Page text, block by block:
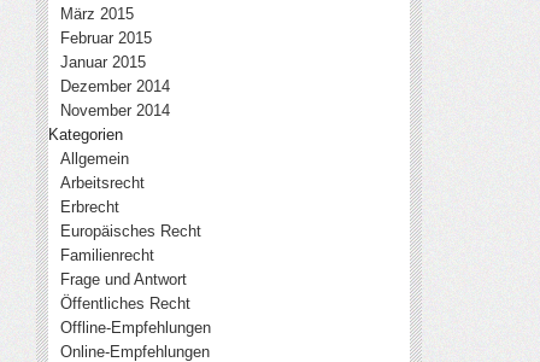
März 2015
Februar 2015
Januar 2015
Dezember 2014
November 2014
Kategorien
Allgemein
Arbeitsrecht
Erbrecht
Europäisches Recht
Familienrecht
Frage und Antwort
Öffentliches Recht
Offline-Empfehlungen
Online-Empfehlungen